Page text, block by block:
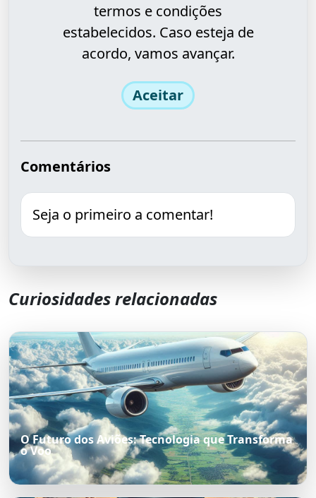
termos e condições
estabelecidos. Caso esteja de
acordo, vamos avançar.
Aceitar
Comentários
Seja o primeiro a comentar!
Curiosidades relacionadas
O Futuro dos Aviões: Tecnologia que Transforma
o Voo